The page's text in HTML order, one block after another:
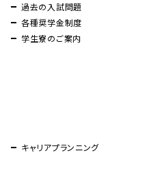
過去の入試問題
各種奨学金制度
学生寮のご案内
キャリアプランニング